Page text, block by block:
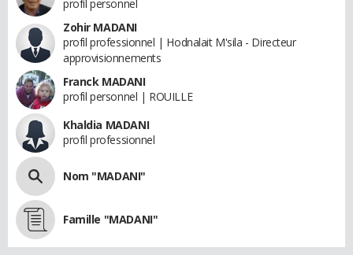
profil personnel
Zohir MADANI
profil professionnel | Hodnalait M'sila - Directeur
approvisionnements
Franck MADANI
profil personnel | ROUILLE
Khaldia MADANI
profil professionnel
Nom "MADANI"
Famille "MADANI"